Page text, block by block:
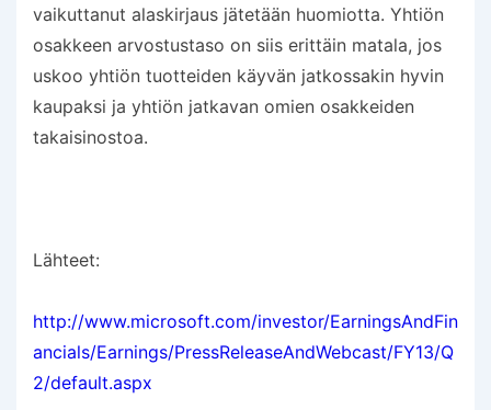
vaikuttanut alaskirjaus jätetään huomiotta. Yhtiön
osakkeen arvostustaso on siis erittäin matala, jos
uskoo yhtiön tuotteiden käyvän jatkossakin hyvin
kaupaksi ja yhtiön jatkavan omien osakkeiden
takaisinostoa.
Lähteet:
http://www.microsoft.com/investor/EarningsAndFin
ancials/Earnings/PressReleaseAndWebcast/FY13/Q
2/default.aspx